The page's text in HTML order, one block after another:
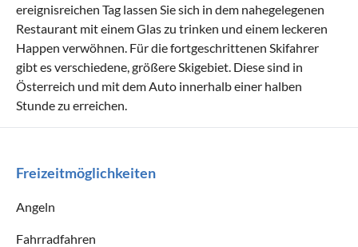
ereignisreichen Tag lassen Sie sich in dem nahegelegenen
Restaurant mit einem Glas zu trinken und einem leckeren
Happen verwöhnen. Für die fortgeschrittenen Skifahrer
gibt es verschiedene, größere Skigebiet. Diese sind in
Österreich und mit dem Auto innerhalb einer halben
Stunde zu erreichen.
Freizeitmöglichkeiten
Angeln
Fahrradfahren